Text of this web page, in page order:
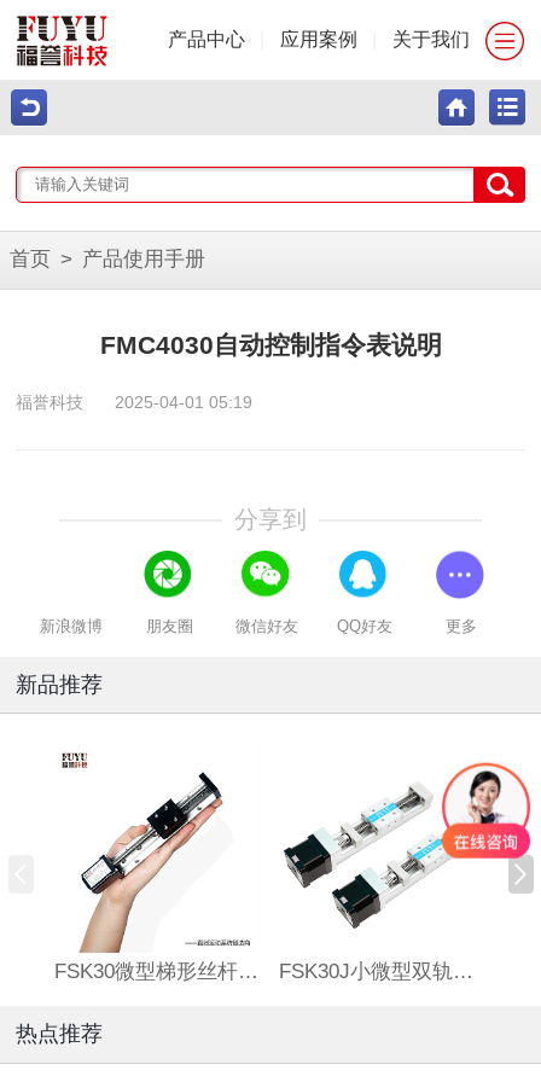
产品中心 应用案例 关于我们
首页 > 产品使用手册
FMC4030自动控制指令表说明
福誉科技 2025-04-01 05:19
分享到
新浪微博 朋友圈 微信好友 QQ好友 更多
新品推荐
FSK30微型梯形丝杆滑台 FSK30J小微型双轨丝杆直线模组
热点推荐